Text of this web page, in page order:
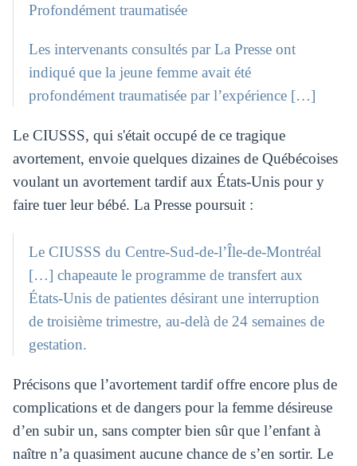
Profondément traumatisée
Les intervenants consultés par La Presse ont
indiqué que la jeune femme avait été
profondément traumatisée par l’expérience […]
Le CIUSSS, qui s'était occupé de ce tragique
avortement, envoie quelques dizaines de Québécoises
voulant un avortement tardif aux États-Unis pour y
faire tuer leur bébé. La Presse poursuit :
Le CIUSSS du Centre-Sud-de-l’Île-de-Montréal
[…] chapeaute le programme de transfert aux
États-Unis de patientes désirant une interruption
de troisième trimestre, au-delà de 24 semaines de
gestation.
Précisons que l’avortement tardif offre encore plus de
complications et de dangers pour la femme désireuse
d’en subir un, sans compter bien sûr que l’enfant à
naître n’a quasiment aucune chance de s’en sortir. Le